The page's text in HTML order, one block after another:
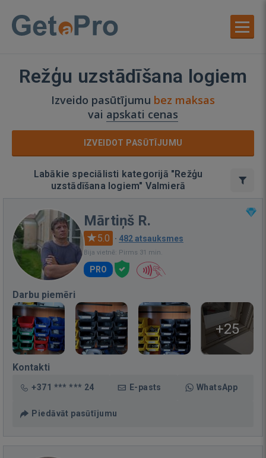
Režģu uzstādīšana logiem
Izveido pasūtījumu bez maksas
vai apskati cenas
IZVEIDOT PASŪTĪJUMU
Labākie speciālisti kategorijā "Režģu
uzstādīšana logiem" Valmierā
Mārtiņš R.
5.0 · 482 atsauksmes
Bija vietnē: Pirms 31 min.
PRO
Darbu piemēri
+25
Kontakti
+371 *** *** 24 E-pasts WhatsApp
Piedāvāt pasūtījumu